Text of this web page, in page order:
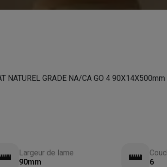
NATUREL GRADE NA/CA GO 4
Largeur de lame
90mm
6